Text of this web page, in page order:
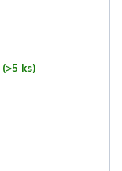
(>5 ks)